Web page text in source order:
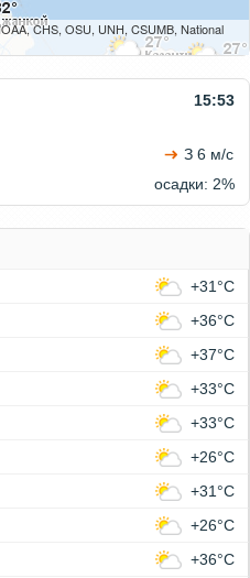
CHS, OSU, UNH, CSUMB, National
15:53
З 6 м/с
осадки: 2%
+31°C
+36°C
+37°C
+33°C
+33°C
+26°C
+31°C
+26°C
+36°C